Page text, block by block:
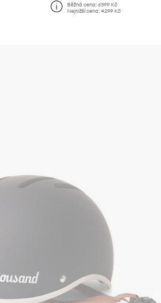
Běžná cena: 6399 Kč
Nejnižší cena: 4299 Kč